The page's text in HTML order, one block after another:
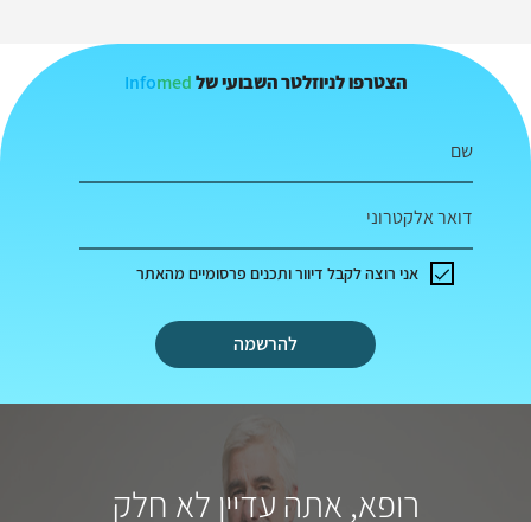
הצטרפו לניוזלטר השבועי של Infomed
שם
דואר אלקטרוני
להרשמה
אני רוצה לקבל דיוור ותכנים פרסומיים מהאתר
רופא, אתה עדיין לא חלק